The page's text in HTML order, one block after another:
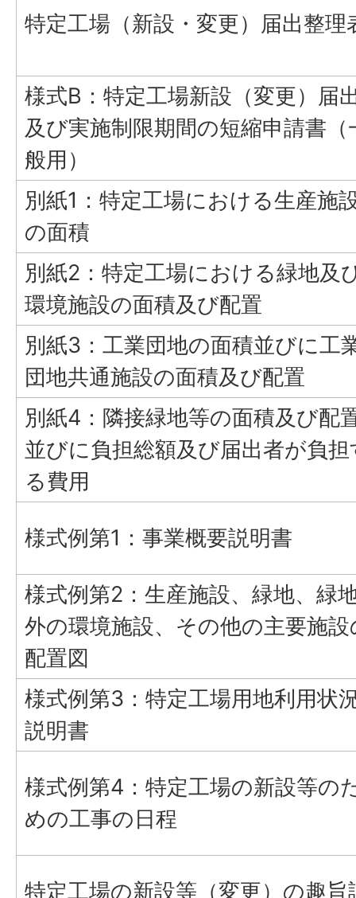
特定工場（新設・変更）届出整理
様式B：特定工場新設（変更）届
及び実施制限期間の短縮申請書（
般用）
別紙1：特定工場における生産施
の面積
別紙2：特定工場における緑地及
環境施設の面積及び配置
別紙3：工業団地の面積並びに工
団地共通施設の面積及び配置
別紙4：隣接緑地等の面積及び配
並びに負担総額及び届出者が負担
る費用
様式例第1：事業概要説明書
様式例第2：生産施設、緑地、緑
外の環境施設、その他の主要施設
配置図
様式例第3：特定工場用地利用状
説明書
様式例第4：特定工場の新設等の
めの工事の日程
特定工場の新設等（変更）の趣旨